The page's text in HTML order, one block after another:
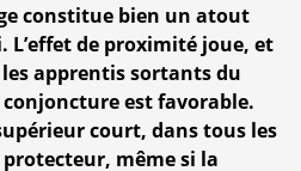
constitue bien un atout
L’effet de proximité joue, et
apprentis sortants du
est favorable.
court, dans tous les
protecteur, même si la